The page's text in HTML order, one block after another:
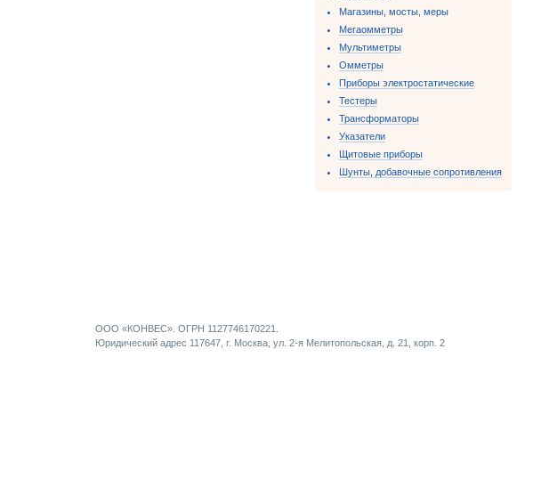
Магазины, мосты, меры
Мегаомметры
Мультиметры
Омметры
Приборы электростатические
Тестеры
Трансформаторы
Указатели
Щитовые приборы
Шунты, добавочные сопротивления
ООО «КОНВЕС». ОГРН 1127746170221.
Юридический адрес 117647, г. Москва, ул. 2-я Мелитопольская, д. 21, корп. 2